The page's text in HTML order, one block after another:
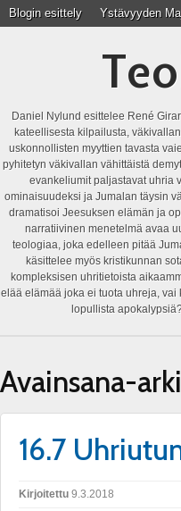
Blogin esittely Ystävyyden
Daniel Nylund esittelee René
kateellisesta kilpailusta,
uskonnollisten myyttien tavasta
pyhitetyn väkivallan vähittäistä
evankeliumit paljastavat uhria
ominaisuudeksi ja Jumalan täysin
dramatisoi Jeesuksen elämän ja
narratiivinen menetelmä avaa
teologiaa, joka edelleen pitää
käsittelee myös kristikunnan
kompleksisen uhritietoista
elää elämää joka ei tuota uhreja,
lopullista
Avainsana-
16.7
Kirjoitettu 9.3.2018